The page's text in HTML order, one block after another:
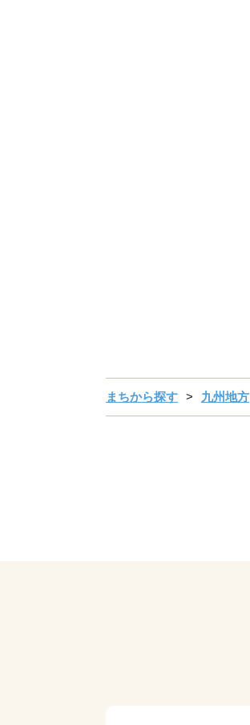
まちから探す 九州地方